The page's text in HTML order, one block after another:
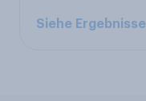
Siehe Ergebnisse